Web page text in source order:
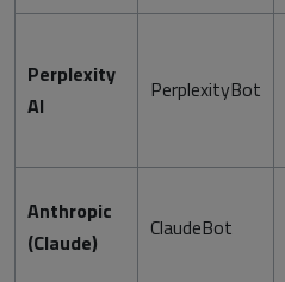
Perplexity
AI
PerplexityBot
Anthropic
(Claude)
ClaudeBot